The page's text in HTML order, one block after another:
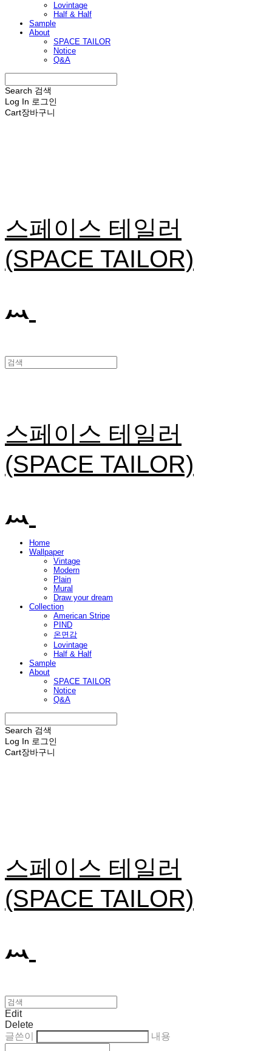
Lovintage
Half & Half
Sample
About
SPACE TAILOR
Notice
Q&A
Search 검색
Log In 로그인
Cart장바구니
스페이스 테일러
(SPACE TAILOR)
스페이스 테일러
(SPACE TAILOR)
Home
Wallpaper
Vintage
Modern
Plain
Mural
Draw your dream
Collection
American Stripe
PIND
온면감
Lovintage
Half & Half
Sample
About
SPACE TAILOR
Notice
Q&A
Search 검색
Log In 로그인
Cart장바구니
스페이스 테일러
(SPACE TAILOR)
Edit
Delete
글쓴이
내용